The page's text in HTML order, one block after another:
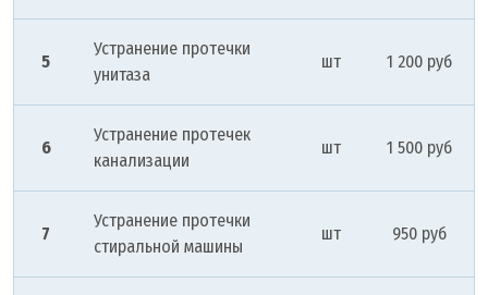
5
Устранение протечки
унитаза
шт 1 200 руб
6
Устранение протечек
канализации
шт 1 500 руб
7
Устранение протечки
стиральной машины
шт 950 руб